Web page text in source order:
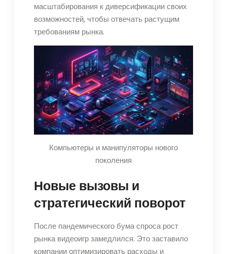
масштабирования к диверсификации своих
возможностей, чтобы отвечать растущим
требованиям рынка.
Компьютеры и манипуляторы нового
поколения
Новые вызовы и
стратегический поворот
После пандемического бума спроса рост
рынка видеоигр замедлился. Это заставило
компании оптимизировать расходы и